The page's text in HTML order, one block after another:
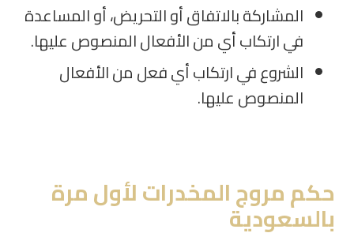
المشاركة بالاتفاق أو التحريض، أو المساعدة
في ارتكاب أي من الأفعال المنصوص عليها.
الشروع في ارتكاب أي فعل من الأفعال
المنصوص عليها.
حكم مروج المخدرات لأول مرة
بالسعودية